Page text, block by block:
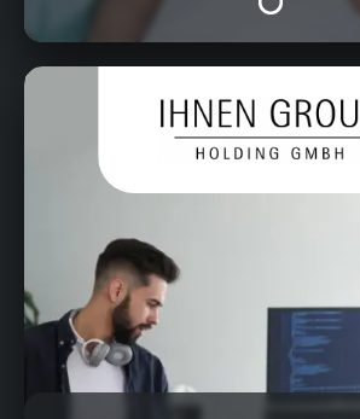
Kressenstein 26, 95326 Kulmbach